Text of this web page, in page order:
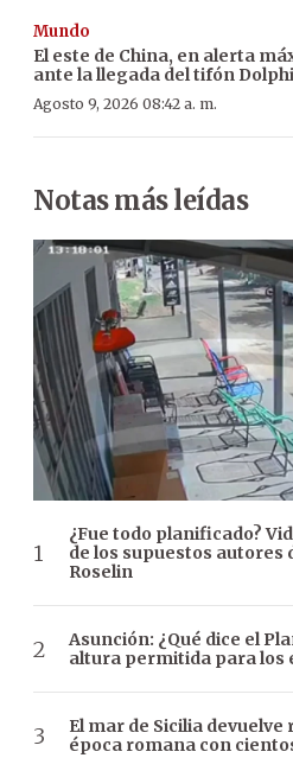
Mundo
El este de China, en alerta
ante la llegada del tifón
Agosto 9, 2026 08:42 a. m.
Notas más leídas
¿Fue todo planificado?
de los supuestos autores
Roselin
Asunción: ¿Qué dice el
altura permitida para los
El mar de Sicilia devuelve
época romana con